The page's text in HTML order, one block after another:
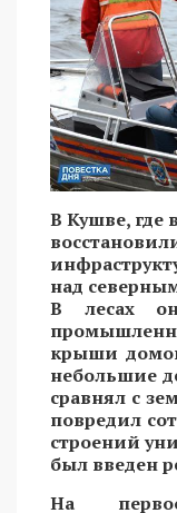
В Кушве, где
над
В лесах
крыши
небольшие
сравнял с
повредил
строений
был введен
На